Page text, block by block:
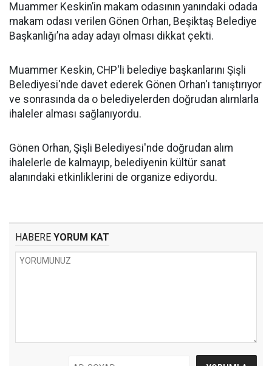
Muammer Keskin’in makam odasının yanındaki odada
makam odası verilen Gönen Orhan, Beşiktaş Belediye
Başkanlığı’na aday adayı olması dikkat çekti.
Muammer Keskin, CHP'li belediye başkanlarını Şişli
Belediyesi'nde davet ederek Gönen Orhan'ı tanıştırıyor
ve sonrasında da o belediyelerden doğrudan alımlarla
ihaleler alması sağlanıyordu.
Gönen Orhan, Şişli Belediyesi'nde doğrudan alım
ihalelerle de kalmayıp, belediyenin kültür sanat
alanındaki etkinliklerini de organize ediyordu.
HABERE YORUM KAT